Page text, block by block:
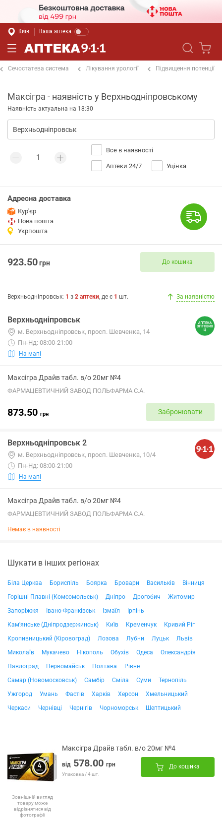
Київ Ваша аптека
Сечостатева система Лікування урології Підвищення потенції
Максігра - наявність у Верхньодніпровському
Наявність актуальна на 18:30
Все в наявності
Аптеки 24/7 Уцінка
Адресна доставка
Кур'єр
Нова пошта
Укрпошта
923.50грн До кошика
Верхньодніпровськ: 1 з 2 аптеки, де є 1 шт. За наявністю
Верхньодніпровськ
м. Верхньодніпровськ, просп. Шевченка, 14
Пн-Нд: 08:00-21:00
На мапі
Максігра Драйв табл. в/о 20мг №4
ФАРМАЦЕВТИЧНИЙ ЗАВОД ПОЛЬФАРМА С.А.
873.50 грн Забронювати
Верхньодніпровськ 2
м. Верхньодніпровськ, просп. Шевченка, 10/4
Пн-Нд: 08:00-21:00
На мапі
Максігра Драйв табл. в/о 20мг №4
ФАРМАЦЕВТИЧНИЙ ЗАВОД ПОЛЬФАРМА С.А.
Немає в наявності
Шукати в інших регіонах
Біла Церква Бориспіль Боярка Бровари Васильків
Вінниця
Горішні Плавні (Комсомольськ)
Дніпро Дрогобич
Житомир
Запоріжжя
Івано-Франківськ Ізмаїл
Ірпінь
Кам'янське (Дніпродзержинськ)
Київ Кременчук
Кривий Ріг
Кропивницький (Кіровоград)
Лозова Лубни Луцьк
Львів
Миколаїв
Мукачево Нікополь Обухів Одеса
Олександрія
Павлоград
Первомайськ Полтава
Рівне
Самар (Новомосковськ)
Самбір Сміла Суми
Тернопіль
Ужгород
Умань Фастів Харків Херсон
Хмельницький
Черкаси
Чернівці Чернігів Чорноморськ Шептицький
Зовнішній вигляд
товару може
відрізнятися від
фотографії
Максігра Драйв табл. в/о 20мг №4
від 578.00 грн
Упаковка / 4 шт.
До кошика